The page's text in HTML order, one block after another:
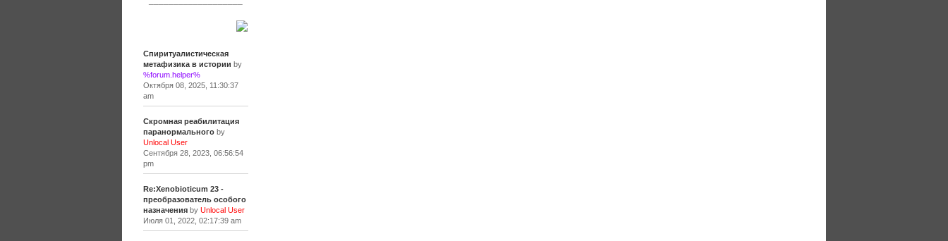
Спиритуалистическая
метафизика в истории by
%forum.helper%
Октября 08, 2025, 11:30:37
am
Скромная реабилитация
паранормальногоby
Unlocal User
Сентября 28, 2023, 06:56:54
pm
Re:Xenobioticum 23 -
преобразователь особого
назначенияby Unlocal User
Июля 01, 2022, 02:17:39 am